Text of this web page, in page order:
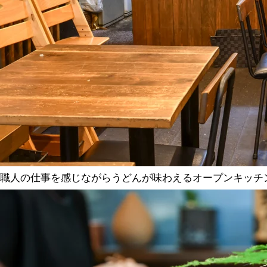
職人の仕事を感じながらうどんが味わえるオープンキッチ